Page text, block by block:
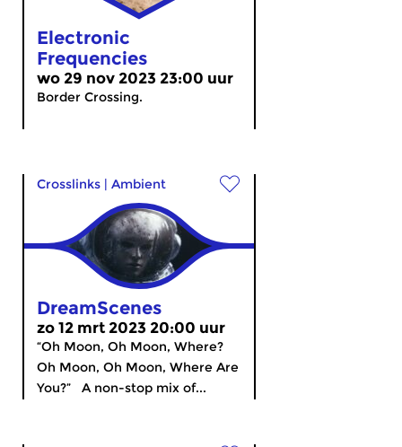
Electronic
Frequencies
wo 29 nov 2023 23:00 uur
Border Crossing.
Crosslinks | Ambient
DreamScenes
zo 12 mrt 2023 20:00 uur
“Oh Moon, Oh Moon, Where?
Oh Moon, Oh Moon, Where Are
You?” A non-stop mix of...